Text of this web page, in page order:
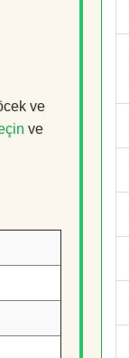
ve
ve